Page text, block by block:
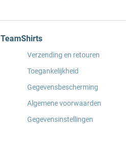
TeamShirts
Verzending en retouren
Toegankelijkheid
Gegevensbescherming
Algemene voorwaarden
Gegevensinstellingen